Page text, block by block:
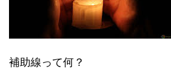
補助線って何？